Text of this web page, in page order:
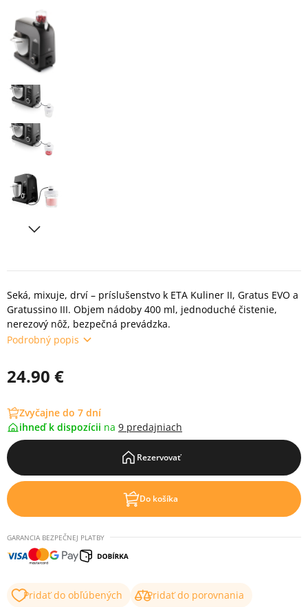
Seká, mixuje, drví – príslušenstvo k ETA Kuliner II, Gratus EVO a
Gratussino III. Objem nádoby 400 ml, jednoduché čistenie,
nerezový nôž, bezpečná prevádzka.
Podrobný popis
24.90 €
Zvyčajne do 7 dní
ihneď k dispozícii na 9 predajniach
Rezervovať
Do košíka
GARANCIA BEZPEČNEJ PLATBY
Pridať do obľúbených
Pridať do porovnania